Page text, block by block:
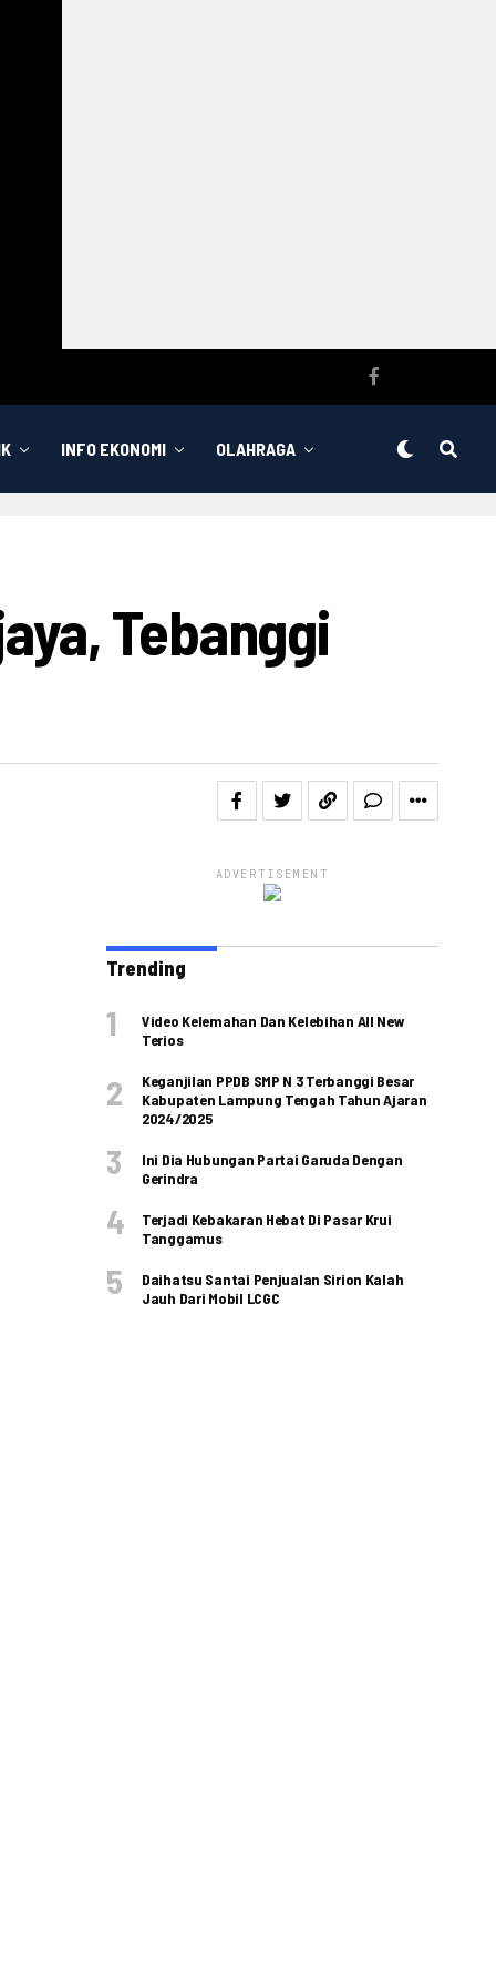
INFO EKONOMI OLAHRAGA
Tebanggi
ADVERTISEMENT
Trending
Video Kelemahan Dan Kelebihan All New
Terios
Keganjilan PPDB SMP N 3 Terbanggi Besar
Kabupaten Lampung Tengah Tahun Ajaran
2024/2025
Ini Dia Hubungan Partai Garuda Dengan
Gerindra
Terjadi Kebakaran Hebat Di Pasar Krui
Tanggamus
Daihatsu Santai Penjualan Sirion Kalah
Jauh Dari Mobil LCGC